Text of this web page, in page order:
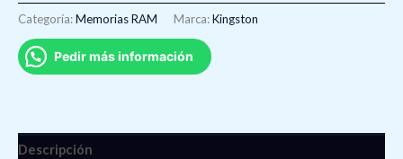
Categoría:Memorias RAM Marca:Kingston
Pedir más información
Descripción